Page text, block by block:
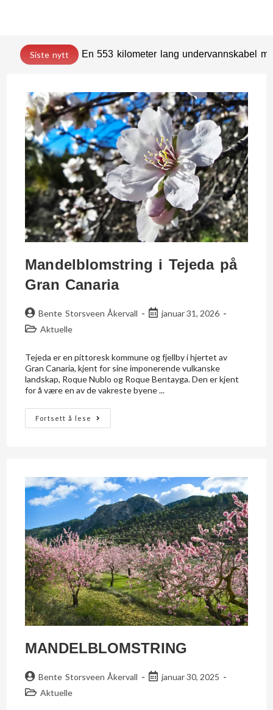
Siste nytt En 553 kilometer lang undervannskabel
Mandelblomstring i Tejeda på
Gran Canaria
Bente Storsveen Åkervall
januar 31, 2026
Aktuelle
Tejeda er en pittoresk kommune og fjellby i hjertet av
Gran Canaria, kjent for sine imponerende vulkanske
landskap, Roque Nublo og Roque Bentayga. Den er kjent
for å være en av de vakreste byene ...
Fortsett å lese
MANDELBLOMSTRING
Bente Storsveen Åkervall
januar 30, 2025
Aktuelle